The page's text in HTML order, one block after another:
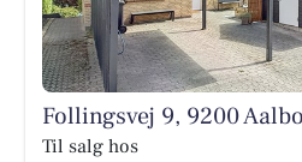
Follingsvej 9, 9200
Til salg hos